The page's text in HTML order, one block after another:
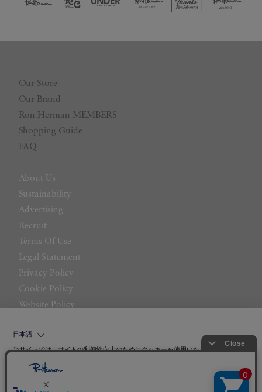
Our Store
Our Brand
Ron Herman MEMBERS
Shopping Guide
FAQ
About Us
Sustainability
Advertising
Recruit
Terms Of Use
Legal Statement
Privacy Policy
Cookie Policy
Website Policy
日本語
当サイトでは、サイトの利便性向上のためにクッキーを使用いたします。ボタン
ーの使用に同意したことになります。クッキーを通じて収集する情報には「お客
クッキーポリシ
ー
をご確認ください。